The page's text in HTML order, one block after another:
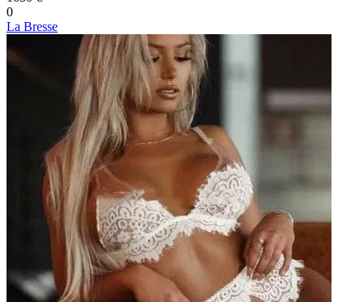
0
La Bresse